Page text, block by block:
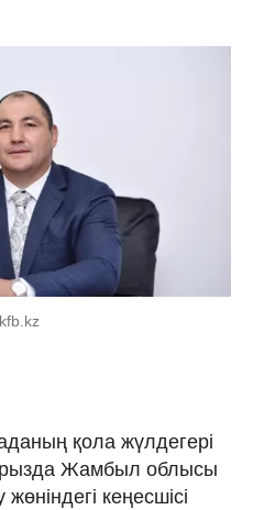
қола жүлдегері
Жамбыл облысы
кеңесшісі